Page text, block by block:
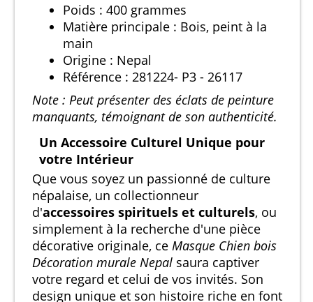
Poids : 400 grammes
Matière principale : Bois, peint à la
main
Origine : Nepal
Référence : 281224- P3 - 26117
Note : Peut présenter des éclats de peinture
manquants, témoignant de son authenticité.
Un Accessoire Culturel Unique pour
votre Intérieur
Que vous soyez un passionné de culture
népalaise, un collectionneur
d'accessoires spirituels et culturels, ou
simplement à la recherche d'une pièce
décorative originale, ce Masque Chien bois
Décoration murale Nepal saura captiver
votre regard et celui de vos invités. Son
design unique et son histoire riche en font